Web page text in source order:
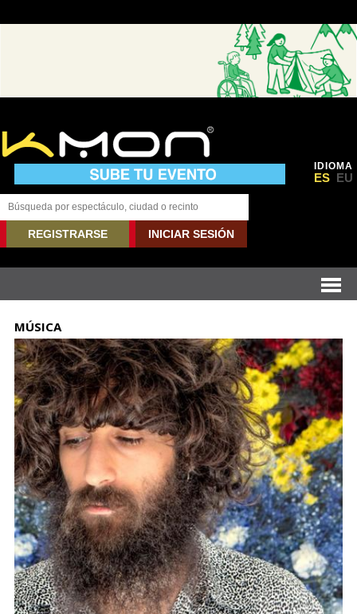
IDIOMA
ES EU
REGISTRARSE INICIAR SESIÓN
MÚSICA